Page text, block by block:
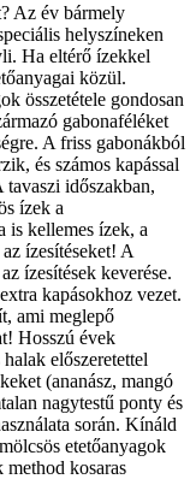
Az év bármely
helyszíneken
Ha eltérő ízekkel
közül.
összetétele gondosan
gabonaféléket
A friss gabonákból
és számos kapással
tavaszi időszakban,
ízek a
is kellemes ízek, a
ízesítéseket! A
ízesítések keverése.
kapásokhoz vezet.
ami meglepő
Hosszú évek
előszeretettel
(ananász, mangó
nagytestű ponty és
során. Kínáld
etetőanyagok
method kosaras